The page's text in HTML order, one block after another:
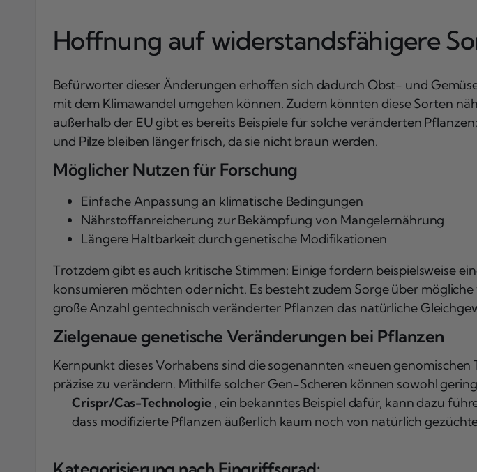
Hoffnung auf widerstandsfähigere
Befürworter dieser Änderungen erhoffen sich dadurch Obst- und
mit dem Klimawandel umgehen können. Zudem könnten diese Sorten
außerhalb der EU gibt es bereits Beispiele für solche veränderten
und Pilze bleiben länger frisch, da sie nicht braun werden.
Möglicher Nutzen für Forschung
Einfache Anpassung an klimatische Bedingungen
Nährstoffanreicherung zur Bekämpfung von Mangelernährung
Längere Haltbarkeit durch genetische Modifikationen
Trotzdem gibt es auch kritische Stimmen: Einige fordern beispielsweise
konsumieren möchten oder nicht. Es besteht zudem Sorge über
große Anzahl gentechnisch veränderter Pflanzen das natürliche
Zielgenaue genetische Veränderungen bei Pflanzen
Kernpunkt dieses Vorhabens sind die sogenannten «neuen
präzise zu verändern. Mithilfe solcher Gen-Scheren können sowohl
Crispr/Cas-Technologie , ein bekanntes Beispiel dafür, kann dazu
dass modifizierte Pflanzen äußerlich kaum noch von natürlich